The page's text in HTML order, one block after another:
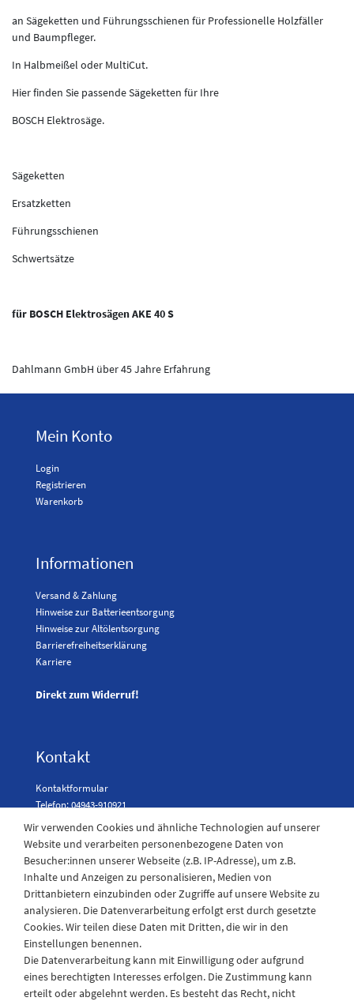
an Sägeketten und Führungsschienen für Professionelle Holzfäller
und Baumpfleger.
In Halbmeißel oder MultiCut.
Hier finden Sie passende Sägeketten für Ihre
BOSCH Elektrosäge.
Sägeketten
Ersatzketten
Führungsschienen
Schwertsätze
für BOSCH Elektrosägen AKE 40 S
Dahlmann GmbH über 45 Jahre Erfahrung
Mein Konto
Login
Registrieren
Warenkorb
Informationen
Versand & Zahlung
Hinweise zur Batterieentsorgung
Hinweise zur Altölentsorgung
Barrierefreiheitserklärung
Karriere
Direkt zum Widerruf!
Kontakt
Kontaktformular
Telefon: 04943-910921
Laden Öffnungszeiten
Montag - Freitag
08:30 - 12:30 und 13.00 - 17.30 Uhr
Samstags
08:30 bis 12:30 Uhr
Wir verwenden Cookies und ähnliche Technologien auf unserer
Website und verarbeiten personenbezogene Daten von
Besucher:innen unserer Webseite (z.B. IP-Adresse), um z.B.
Inhalte und Anzeigen zu personalisieren, Medien von
Drittanbietern einzubinden oder Zugriffe auf unsere Website zu
analysieren. Die Datenverarbeitung erfolgt erst durch gesetzte
Cookies. Wir teilen diese Daten mit Dritten, die wir in den
Einstellungen benennen.
Die Datenverarbeitung kann mit Einwilligung oder aufgrund
eines berechtigten Interesses erfolgen. Die Zustimmung kann
erteilt oder abgelehnt werden. Es besteht das Recht, nicht